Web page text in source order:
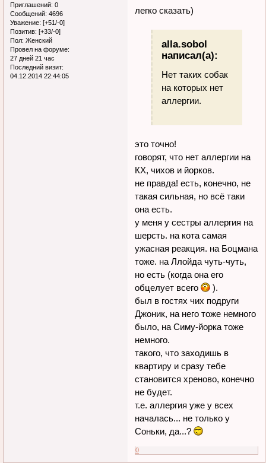
Приглашений: 0
Сообщений: 4696
Уважение: [+51/-0]
Позитив: [+33/-0]
Пол: Женский
Провел на форуме:
27 дней 21 час
Последний визит:
04.12.2014 22:44:05
легко сказать)
alla.sobol
написал(а):
Нет таких собак
на которых нет
аллергии.
это точно!
говорят, что нет аллергии на
КХ, чихов и йорков.
не правда! есть, конечно, не
такая сильная, но всё таки
она есть.
у меня у сестры аллергия на
шерсть. на кота самая
ужасная реакция. на Боцмана
тоже. на Ллойда чуть-чуть,
но есть (когда она его
обцелует всего
).
был в гостях чих подруги
Джоник, на него тоже немного
было, на Симу-йорка тоже
немного.
такого, что заходишь в
квартиру и сразу тебе
становится хреново, конечно
не будет.
т.е. аллергия уже у всех
началась... не только у
Соньки, да...?
0